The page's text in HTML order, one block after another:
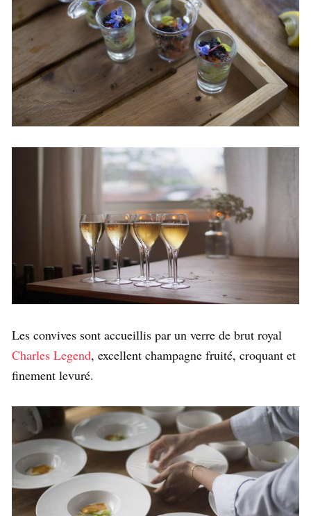
Les convives sont accueillis par un verre de brut royal
Charles Legend, excellent champagne fruité, croquant et
finement levuré.